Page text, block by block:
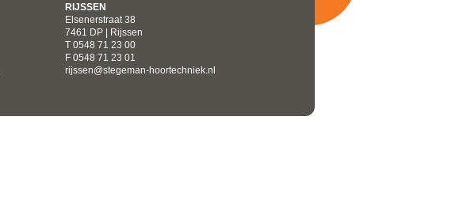
RIJSSEN
Elsenerstraat 38
7461 DP | Rijssen
T 0548 71 23 00
F 0548 71 23 01
rijssen@stegeman-hoortechniek.nl